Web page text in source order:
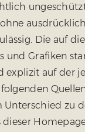
Die auf
und Grafiken
explizit auf der
zu
dieser